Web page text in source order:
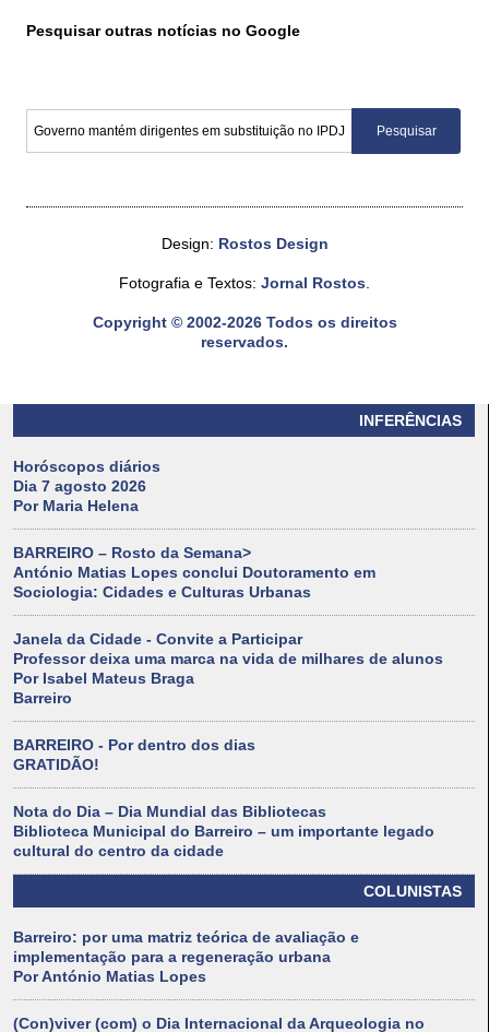
INFERÊNCIAS
Horóscopos diários
Dia 7 agosto 2026
Por Maria Helena
BARREIRO – Rosto da Semana>
António Matias Lopes conclui Doutoramento em
Sociologia: Cidades e Culturas Urbanas
Janela da Cidade - Convite a Participar
Professor deixa uma marca na vida de milhares de alunos
Por Isabel Mateus Braga
Barreiro
BARREIRO - Por dentro dos dias
GRATIDÃO!
Nota do Dia – Dia Mundial das Bibliotecas
Biblioteca Municipal do Barreiro – um importante legado
cultural do centro da cidade
COLUNISTAS
Barreiro: por uma matriz teórica de avaliação e
implementação para a regeneração urbana
Por António Matias Lopes
(Con)viver (com) o Dia Internacional da Arqueologia no
Pesquisar outras notícias no Google
Design: Rostos Design
Fotografia e Textos: Jornal Rostos.
Copyright © 2002-2026 Todos os direitos
reservados.